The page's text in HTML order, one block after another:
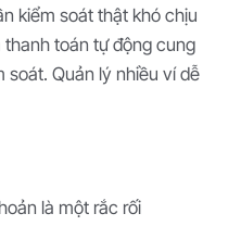
kiểm soát thật khó chịu
toán tự động cung
Quản lý nhiều ví dễ
là một rắc rối